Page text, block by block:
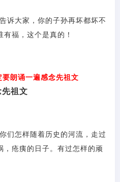
诉大家，你的子孙再坏都坏不
福，这个是真的！
朗诵一遍感念先祖文
先祖文
们怎样随着历史的河流，走过
，疮痍的日子。有过怎样的顽